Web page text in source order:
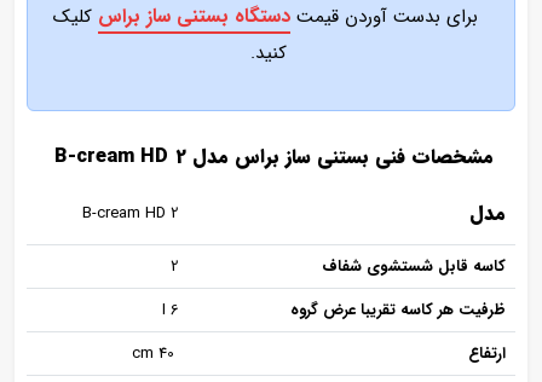
برای بدست آوردن قیمتدستگاه بستنی ساز براس کلیک
کنید.
مشخصات فنی بستنی ساز براس مدل B-cream HD 2
مدل
B-cream HD 2
کاسه قابل شستشوی شفاف
2
ظرفیت هر کاسه تقریبا عرض گروه
6 I
ارتفاع